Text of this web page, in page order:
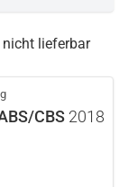
lieferbar
CBS 2018